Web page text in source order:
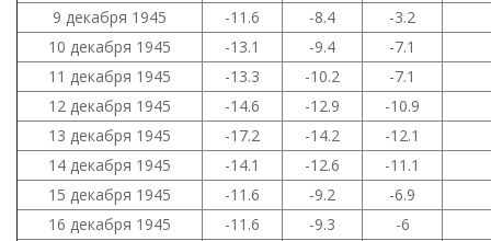
9 декабря 1945 -11.6 -8.4
-3.2
10 декабря 1945
-13.1 -9.4
-7.1
11 декабря 1945
-13.3 -10.2
-7.1
12 декабря 1945
-14.6 -12.9
-10.9
13 декабря 1945
-17.2 -14.2
-12.1
14 декабря 1945
-14.1 -12.6
-11.1
15 декабря 1945
-11.6 -9.2
-6.9
16 декабря 1945
-11.6 -9.3
-6